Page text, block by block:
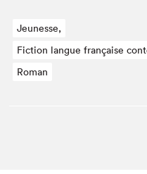
Jeunesse,
Fiction langue française
Roman